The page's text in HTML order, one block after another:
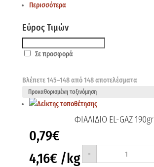
Περισσότερα
Εύρος Τιμών
Σε προσφορά
Βλέπετε 145–148 από 148 αποτελέσματα
ΦΙΑΛΙΔΙΟ EL-GAZ 190gr
0,79€
4,16€ /kg -
ΦΙΑΛΙΔΙΟ
GAZ